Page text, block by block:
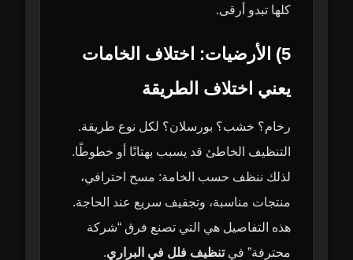
كلها تبدو أرقى.
5) الأرضيات: اختلاف الخامات
يعني اختلاف الطريقة
رخام؟ خشب؟ بورسلان؟ لكل نوع طريقة.
التنظيف الخاطئ قد يسبب بهتانًا أو خطوطًا.
لذلك ننظف حسب الخامة: مسح احترافي،
منتجات مناسبة، وتجفيف سريع عند الحاجة.
هذه التفاصيل هي التي تصنع فرق “شركة
محترفة” فيتنظيف فلل في البراري.